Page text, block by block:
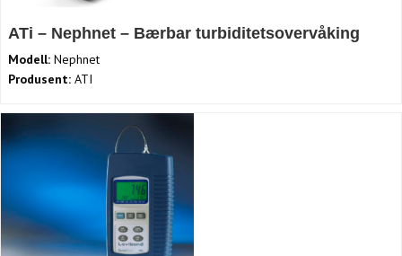
ATi – Nephnet – Bærbar turbiditetsovervåking
Modell: Nephnet
Produsent: ATI